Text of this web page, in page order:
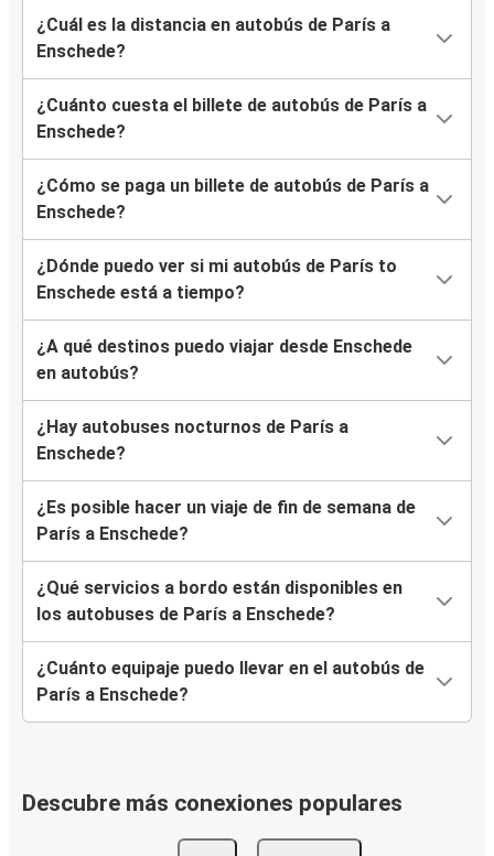
¿Cuál es la distancia en autobús de París a
Enschede?
¿Cuánto cuesta el billete de autobús de París a
Enschede?
¿Cómo se paga un billete de autobús de París a
Enschede?
¿Dónde puedo ver si mi autobús de París to
Enschede está a tiempo?
¿A qué destinos puedo viajar desde Enschede
en autobús?
¿Hay autobuses nocturnos de París a
Enschede?
¿Es posible hacer un viaje de fin de semana de
París a Enschede?
¿Qué servicios a bordo están disponibles en
los autobuses de París a Enschede?
¿Cuánto equipaje puedo llevar en el autobús de
París a Enschede?
Descubre más conexiones populares